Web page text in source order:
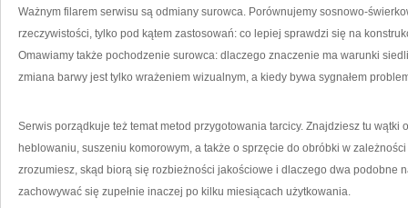
Ważnym filarem serwisu są odmiany surowca. Porównujemy sosnowo-
rzeczywistości, tylko pod kątem zastosowań: co lepiej sprawdzi się na
Omawiamy także pochodzenie surowca: dlaczego znaczenie ma warunki
zmiana barwy jest tylko wrażeniem wizualnym, a kiedy bywa sygnałem
Serwis porządkuje też temat metod przygotowania tarcicy. Znajdziesz tu wątki
heblowaniu, suszeniu komorowym, a także o sprzęcie do obróbki w
zrozumiesz, skąd biorą się rozbieżności jakościowe i dlaczego dwa podobne
zachowywać się zupełnie inaczej po kilku miesiącach użytkowania.